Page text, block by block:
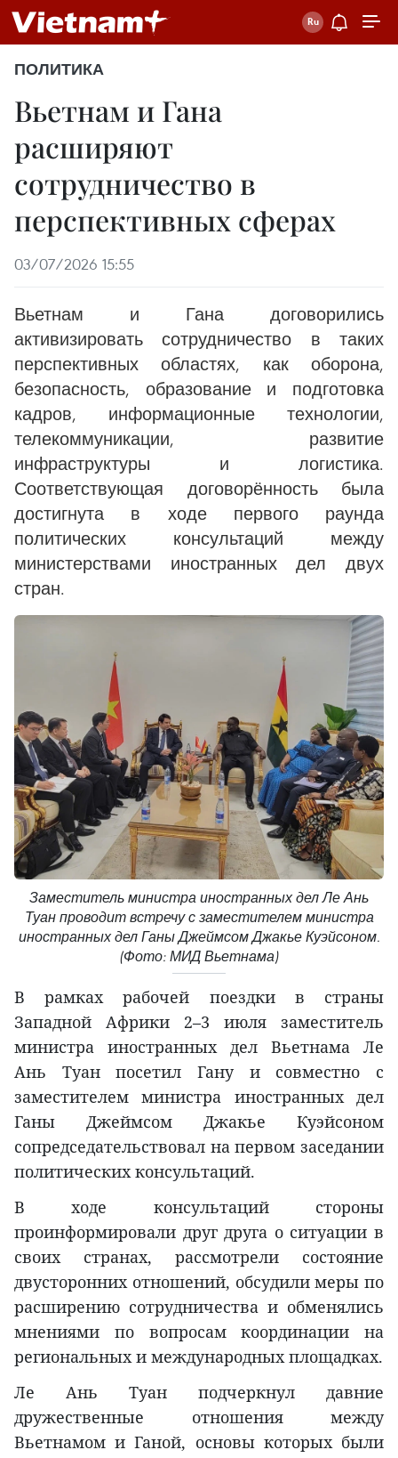
ПОЛИТИКА
Вьетнам и Гана
расширяют
сотрудничество в
перспективных сферах
03/07/2026 15:55
Вьетнам и Гана договорились
активизировать сотрудничество в таких
перспективных областях, как оборона,
безопасность, образование и подготовка
кадров, информационные технологии,
телекоммуникации, развитие
инфраструктуры и логистика.
Соответствующая договорённость была
достигнута в ходе первого раунда
политических консультаций между
министерствами иностранных дел двух
стран.
Заместитель министра иностранных дел Ле Ань
Туан проводит встречу с заместителем министра
иностранных дел Ганы Джеймсом Джакье Куэйсоном.
(Фото: МИД Вьетнама)
В рамках рабочей поездки в страны
Западной Африки 2–3 июля заместитель
министра иностранных дел Вьетнама Ле
Ань Туан посетил Гану и совместно с
заместителем министра иностранных дел
Ганы Джеймсом Джакье Куэйсоном
сопредседательствовал на первом заседании
политических консультаций.
В ходе консультаций стороны
проинформировали друг друга о ситуации в
своих странах, рассмотрели состояние
двусторонних отношений, обсудили меры по
расширению сотрудничества и обменялись
мнениями по вопросам координации на
региональных и международных площадках.
Ле Ань Туан подчеркнул давние
дружественные отношения между
Вьетнамом и Ганой, основы которых были